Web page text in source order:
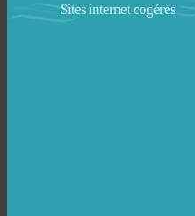
Sites internet cogérés